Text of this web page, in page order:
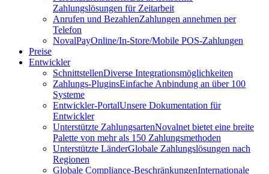
Zahlungslösungen für Zeitarbeit
Anrufen und BezahlenZahlungen annehmen per
Telefon
NovalPayOnline/In-Store/Mobile POS-Zahlungen
Preise
Entwickler
SchnittstellenDiverse Integrationsmöglichkeiten
Zahlungs-PluginsEinfache Anbindung an über 100
Systeme
Entwickler-PortalUnsere Dokumentation für
Entwickler
Unterstützte ZahlungsartenNovalnet bietet eine breite
Palette von mehr als 150 Zahlungsmethoden
Unterstützte LänderGlobale Zahlungslösungen nach
Regionen
Globale Compliance-BeschränkungenInternationale